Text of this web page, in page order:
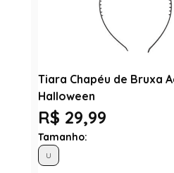
Tiara Chapéu de Bruxa
Halloween
R$ 29,99
Tamanho:
U